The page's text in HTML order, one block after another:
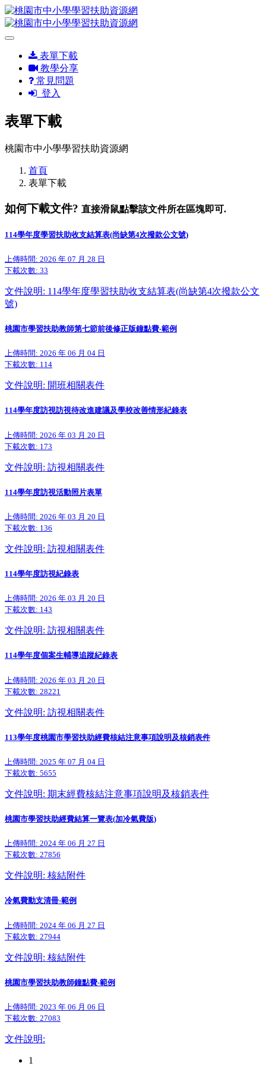
表單下載
教學分享
常見問題
登入
表單下載
桃園市中小學學習扶助資源網
首頁
表單下載
如何下載文件? 直接滑鼠點擊該文件所在區塊即可.
114學年度學習扶助收支結算表(尚缺第4次撥款公文號)
上傳時間: 2026 年 07 月 28 日
下載次數: 33
文件說明: 114學年度學習扶助收支結算表(尚缺第4次撥款公文
號)
桃園市學習扶助教師第七節前後修正版鐘點費-範例
上傳時間: 2026 年 06 月 04 日
下載次數: 114
文件說明: 開班相關表件
114學年度訪視訪視待改進建議及學校改善情形紀錄表
上傳時間: 2026 年 03 月 20 日
下載次數: 173
文件說明: 訪視相關表件
114學年度訪視活動照片表單
上傳時間: 2026 年 03 月 20 日
下載次數: 136
文件說明: 訪視相關表件
114學年度訪視紀錄表
上傳時間: 2026 年 03 月 20 日
下載次數: 143
文件說明: 訪視相關表件
114學年度個案生輔導追蹤紀錄表
上傳時間: 2026 年 03 月 20 日
下載次數: 28221
文件說明: 訪視相關表件
113學年度桃園市學習扶助經費核結注意事項說明及核銷表件
上傳時間: 2025 年 07 月 04 日
下載次數: 5655
文件說明: 期末經費核結注意事項說明及核銷表件
桃園市學習扶助經費結算一覽表(加冷氣費版)
上傳時間: 2024 年 06 月 27 日
下載次數: 27856
文件說明: 核結附件
冷氣費動支清冊-範例
上傳時間: 2024 年 06 月 27 日
下載次數: 27944
文件說明: 核結附件
桃園市學習扶助教師鐘點費-範例
上傳時間: 2023 年 06 月 06 日
下載次數: 27083
文件說明:
1